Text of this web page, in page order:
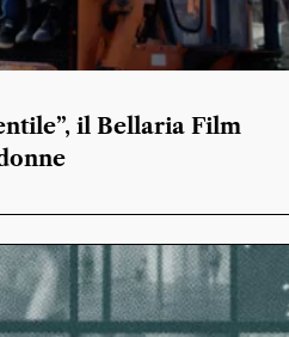
il Bellaria Film